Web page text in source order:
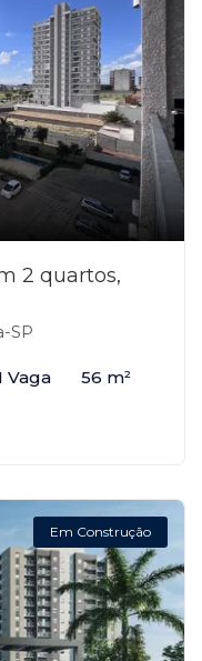
2 quartos,
SP
Vaga 56 m²
Em Construção